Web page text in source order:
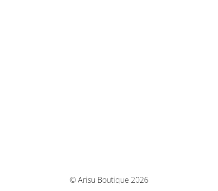
© Arisu Boutique 2026